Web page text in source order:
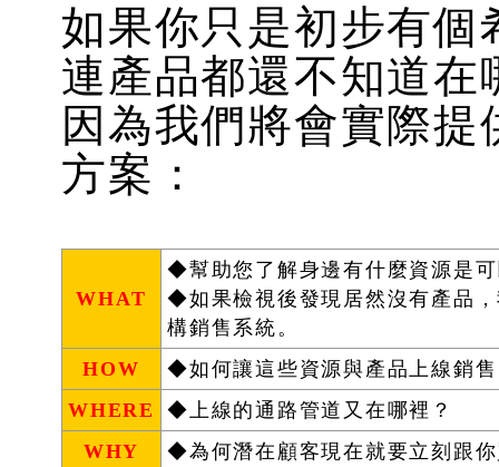
如果你只是初步有
連產品都還不知道
因為我們將會實際
方案：
WHAT
◆幫助您了解身邊有什麼資源是
◆如果檢視後發現居然沒有產品
構銷售系統。
HOW
◆如何讓這些資源與產品上線銷
WHERE
◆上線的通路管道又在哪裡？
WHY
◆為何潛在顧客現在就要立刻跟